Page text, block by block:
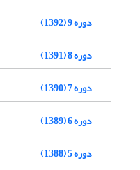
دوره 9 (1392)
دوره 8 (1391)
دوره 7 (1390)
دوره 6 (1389)
دوره 5 (1388)